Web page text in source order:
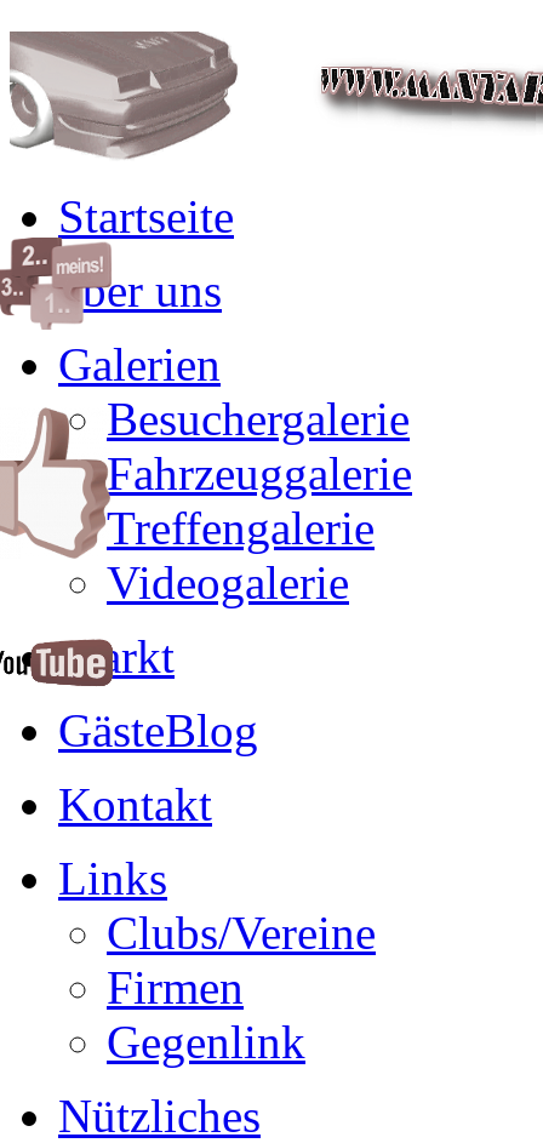
Startseite
über uns
Galerien
Besuchergalerie
Fahrzeuggalerie
Treffengalerie
Videogalerie
Markt
GästeBlog
Kontakt
Links
Clubs/Vereine
Firmen
Gegenlink
Nützliches